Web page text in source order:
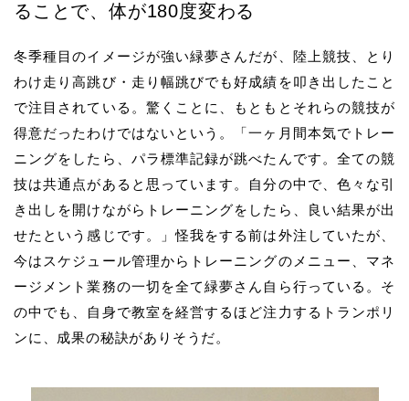
ることで、体が180度変わる
冬季種目のイメージが強い緑夢さんだが、陸上競技、とり
わけ走り高跳び・走り幅跳びでも好成績を叩き出したこと
で注目されている。驚くことに、もともとそれらの競技が
得意だったわけではないという。
「一ヶ月間本気でトレー
ニングをしたら、パラ標準記録が跳べたんです。全ての競
技は共通点があると思っています。自分の中で、色々な引
き出しを開けながらトレーニングをしたら、良い結果が出
せたという感じです。」怪我をする前は外注していたが、
今はスケジュール管理からトレーニングのメニュー、マネ
ージメント業務の一切を全て緑夢さん自ら行っている。そ
の中でも、自身で教室を経営するほど注力するトランポリ
ンに、成果の秘訣がありそうだ。